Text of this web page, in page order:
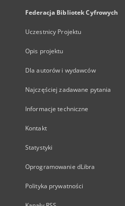
Federacja Bibliotek Cyfrowych
Uczestnicy Projektu
Opis projektu
Dla autorów i wydawców
Najczęściej zadawane pytania
Informacje techniczne
Kontakt
Statystyki
Oprogramowanie dLibra
Polityka prywatności